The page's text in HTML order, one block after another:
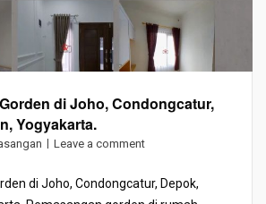
di Joho, Condongcatur,
Yogyakarta.
Leave a comment
di Joho, Condongcatur, Depok,